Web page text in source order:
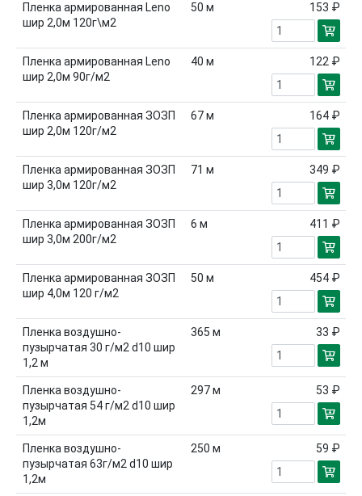
Пленка армированная Leno
шир 2,0м 120г\м2
50 м 153 ₽
Пленка армированная Leno
шир 2,0м 90г/м2
40 м 122 ₽
Пленка армированная ЗОЗП
шир 2,0м 120г/м2
67м 164 ₽
Пленка армированная ЗОЗП
шир 3,0м 120г/м2
71 м 349 ₽
Пленка армированная ЗОЗП
шир 3,0м 200г/м2
6 м 411 ₽
Пленка армированная ЗОЗП
шир 4,0м 120 г/м2
50 м 454 ₽
Пленка воздушно-
пузырчатая 30 г/м2 d10 шир
1,2 м
365 м 33 ₽
Пленка воздушно-
пузырчатая 54 г/м2 d10 шир
1,2м
297м 53 ₽
Пленка воздушно-
пузырчатая 63г/м2 d10 шир
1,2м
250 м 59 ₽